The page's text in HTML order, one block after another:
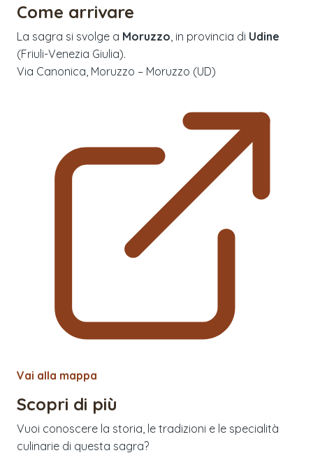
Come arrivare
La sagra si svolge a Moruzzo , in provincia di Udine
(Friuli-Venezia Giulia).
Via Canonica, Moruzzo – Moruzzo (UD)
Vai alla mappa
Scopri di più
Vuoi conoscere la storia, le tradizioni e le specialità
culinarie di questa sagra?